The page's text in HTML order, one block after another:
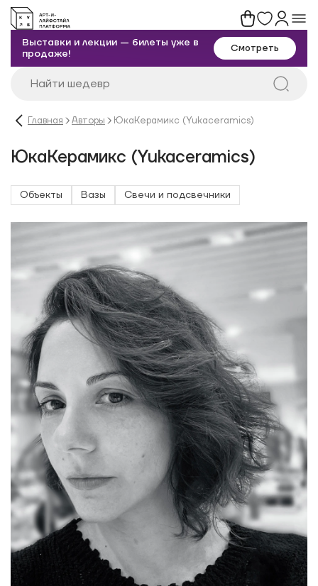
Выставки и лекции — билеты уже в
продаже!
Смотреть
Главная Авторы ЮкаКерамикс (Yukaceramics)
ЮкаКерамикс (Yukaceramics)
Объекты Вазы Свечи и подсвечники